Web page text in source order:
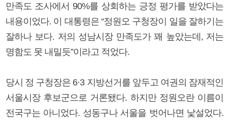
만족도 조사에서 90%를 상회하는 긍정 평가를 받았다는
내용이었다. 이 대통령은 “정원오 구청장이 일을 잘하기는
잘하나 보다. 저의 성남시장 만족도가 꽤 높았는데, 저는
명함도 못 내밀듯”이라고 적었다.
당시 정 구청장은 6·3 지방선거를 앞두고 여권의 잠재적인
서울시장 후보군으로 거론됐다. 하지만 정원오란 이름이
전국구는 아니었다. 성동구나 서울을 벗어나면 낯설었다.